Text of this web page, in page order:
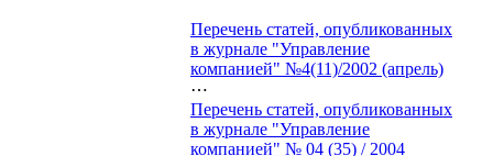
Перечень статей, опубликованных
в журнале "Управление
компанией" №4(11)/2002 (апрель)
⋯
Перечень статей, опубликованных
в журнале "Управление
компанией" № 04 (35) / 2004